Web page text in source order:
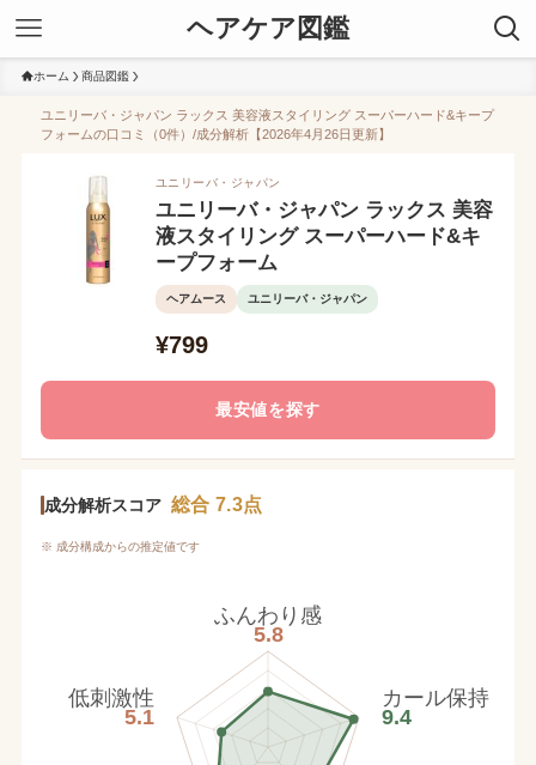
ヘアケア図鑑
ホーム 商品図鑑
ユニリーバ・ジャパン ラックス 美容液スタイリング スーパーハード&キープ
フォームの口コミ（0件）/成分解析【2026年4月26日更新】
ユニリーバ・ジャパン
ユニリーバ・ジャパン ラックス 美容
液スタイリング スーパーハード&キ
ープフォーム
ヘアムース ユニリーバ・ジャパン
¥799
最安値を探す
成分解析スコア 総合 7.3点
※ 成分構成からの推定値です
ふんわり感
5.8
カール保持
9.4
低刺激性
5.1